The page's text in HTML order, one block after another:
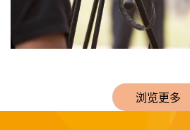
浏览更多